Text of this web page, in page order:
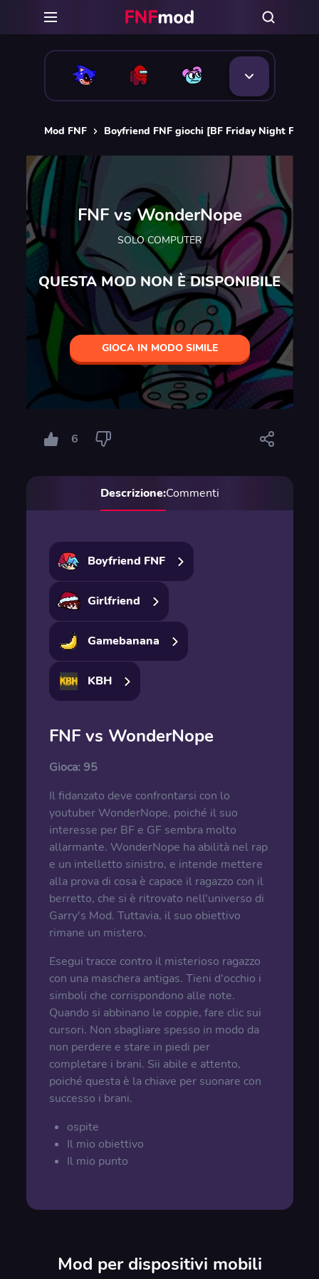
Mod FNF Boyfriend FNF giochi [BF Friday Night
FNF vs WonderNope
SOLO COMPUTER
QUESTA MOD NON È DISPONIBILE
GIOCA IN MODO SIMILE
6
Descrizione:Commenti
Boyfriend FNF
Girlfriend
Gamebanana
KBH
FNF vs WonderNope
Gioca: 95
Il fidanzato deve confrontarsi con lo
youtuber WonderNope, poiché il suo
interesse per BF e GF sembra molto
allarmante. WonderNope ha abilità nel rap
e un intelletto sinistro, e intende mettere
alla prova di cosa è capace il ragazzo con il
berretto, che si è ritrovato nell'universo di
Garry's Mod. Tuttavia, il suo obiettivo
rimane un mistero.
Esegui tracce contro il misterioso ragazzo
con una maschera antigas. Tieni d'occhio i
simboli che corrispondono alle note.
Quando si abbinano le coppie, fare clic sui
cursori. Non sbagliare spesso in modo da
non perdere e stare in piedi per
completare i brani. Sii abile e attento,
poiché questa è la chiave per suonare con
successo i brani.
ospite
Il mio obiettivo
Il mio punto
Mod per dispositivi mobili